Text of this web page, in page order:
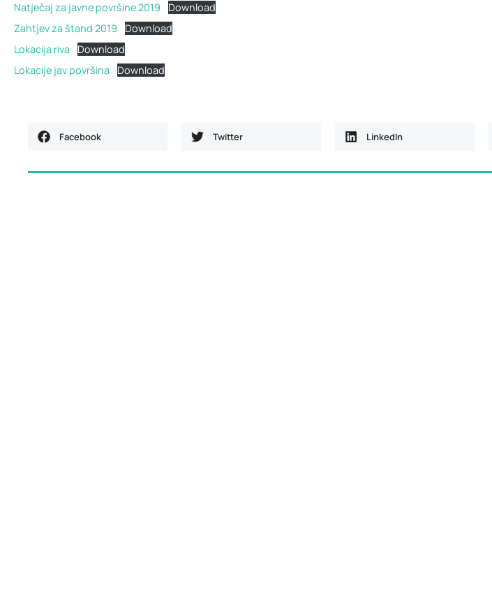
Natječaj za javne površine 2019
Download
Zahtjev za štand 2019
Download
Lokacija riva
Download
Lokacije jav površina
Download
Facebook Twitter LinkedIn